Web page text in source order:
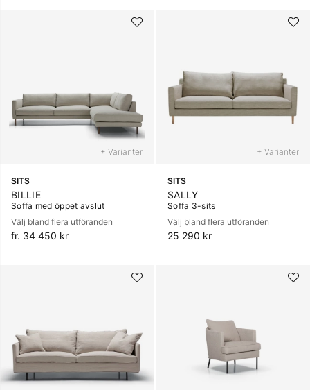
+ Varianter
SITS
BILLIE
Soffa med öppet avslut
Välj bland flera utföranden
fr. 34 450 kr
+ Varianter
SITS
SALLY
Soffa 3-sits
Välj bland flera utföranden
25 290 kr